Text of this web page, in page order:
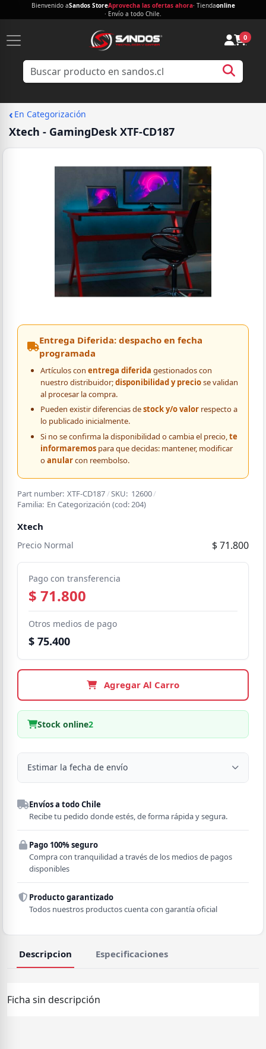
Bienvenido aSandos StoreAprovecha las ofertas ahora· Tiendaonline
· Envío a todo Chile.
0
‹ En Categorización
Xtech - GamingDesk XTF-CD187
Entrega Diferida: despacho en fecha
programada
Artículos con entrega diferida gestionados con
nuestro distribuidor;disponibilidad y preciose validan
al procesar la compra.
Pueden existir diferencias destock y/o valorrespecto a
lo publicado inicialmente.
Si no se confirma la disponibilidad o cambia el precio,te
informaremospara que decidas: mantener, modificar
oanularcon reembolso.
Part number: XTF-CD187 /SKU: 12600/
Familia: En Categorización (cod: 204)
Xtech
Precio Normal $ 71.800
Pago con transferencia
$ 71.800
Otros medios de pago
$ 75.400
Agregar Al Carro
Stock online2
Estimar la fecha de envío
Despacho a domicilio
Región
Comuna
Envíos a todo Chile
Recibe tu pedido donde estés, de forma rápida y segura.
Pago 100% seguro
Compra con tranquilidad a través de los medios de pagos
disponibles
Producto garantizado
Todos nuestros productos cuenta con garantía oficial
Descripcion Especificaciones
Ficha sin descripción